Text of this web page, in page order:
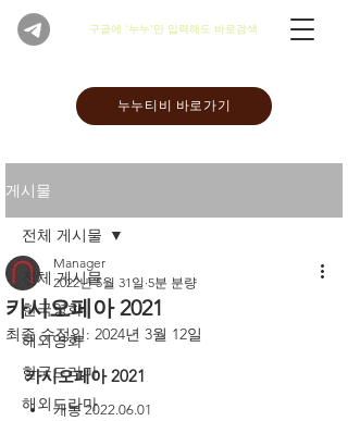
​구글에 '누누'만 입력해도 바로검색
누누티비 바로가기
게시물
전체 게시물
한국영화
해외영화
한국드라마
해외드라마
전체 게시물
카시오페아 2021
Manager
2022년 5월 31일 5분 분량
최종 수정일: 2024년 3월 12일
카시오페아 2021
개봉 2022.06.01